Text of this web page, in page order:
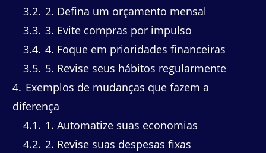
3.2 2. Defina um orçamento mensal
3.3 3. Evite compras por impulso
3.4 4. Foque em prioridades financeiras
3.5 5. Revise seus hábitos regularmente
4 Exemplos de mudanças que fazem a
diferença
4.1
1. Automatize suas economias
4.2 2. Revise suas despesas fixas